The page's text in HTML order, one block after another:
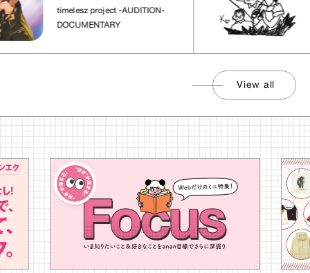
れた場所」
timelesz project -AUDITION-
DOCUMENTARY
社会の
View all